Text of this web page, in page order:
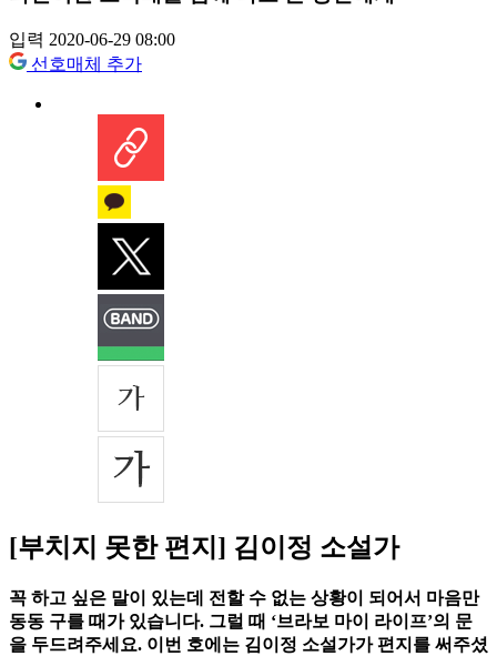
입력 2020-06-29 08:00
선호매체 추가
[부치지 못한 편지] 김이정 소설가
꼭 하고 싶은 말이 있는데 전할 수 없는 상황이 되어서 마음만
동동 구를 때가 있습니다. 그럴 때 ‘브라보 마이 라이프’의 문
을 두드려주세요. 이번 호에는 김이정 소설가가 편지를 써주셨